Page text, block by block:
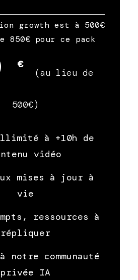
growth est à 500€
850€ pour ce pack
€
(au lieu de
500€)
à +10h de
vidéo
mises à jour à
vie
ressources à
répliquer
notre communauté
privée IA